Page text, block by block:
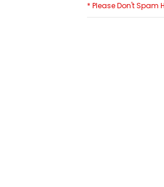
* Please Don't Spam